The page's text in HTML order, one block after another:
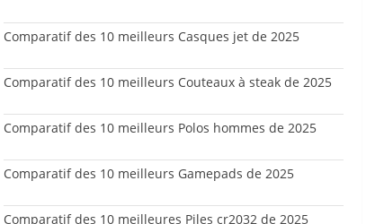
Comparatif des 10 meilleurs Casques jet de 2025
Comparatif des 10 meilleurs Couteaux à steak de 2025
Comparatif des 10 meilleurs Polos hommes de 2025
Comparatif des 10 meilleurs Gamepads de 2025
Comparatif des 10 meilleures Piles cr2032 de 2025